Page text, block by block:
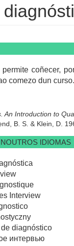
permite coñecer,
comezo dun curso.
An Introduction to
B. S. & Klein, D.
IDIOMAS
Interview
diagnóstico
интервью